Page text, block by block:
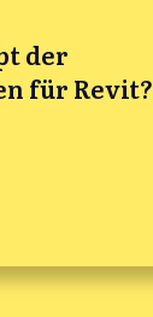
der
für Revit?